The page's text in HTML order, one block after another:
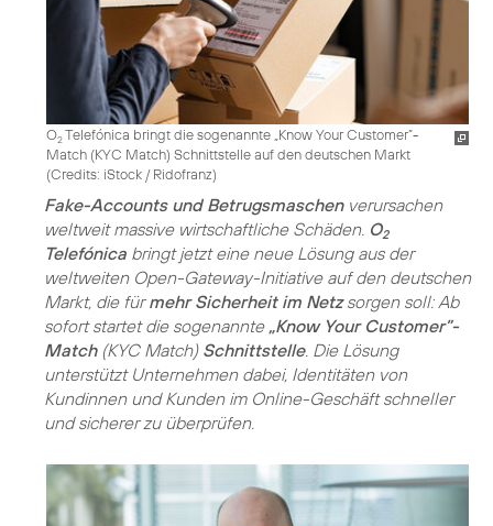
O2Telefónica bringt die sogenannte „Know Your Customer”-
Match (KYC Match) Schnittstelle auf den deutschen Markt
(Credits: iStock / Ridofranz)
Fake-Accounts und Betrugsmaschenverursachen
weltweit massive wirtschaftliche Schäden. O2
Telefónica bringt jetzt eine neue Lösung aus der
weltweiten Open-Gateway-Initiative auf den deutschen
Markt, die fürmehr Sicherheit im Netzsorgen soll: Ab
sofort startet die sogenannte„Know Your Customer”-
Match(KYC Match) Schnittstelle. Die Lösung
unterstützt Unternehmen dabei, Identitäten von
Kundinnen und Kunden im Online-Geschäft schneller
und sicherer zu überprüfen.